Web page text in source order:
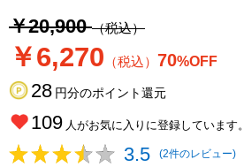
￥20,900（税込）
￥6,270 （税込） 70%OFF
28 円分のポイント還元
109 人がお気に入りに登録しています。
3.5 (2件のレビュー)